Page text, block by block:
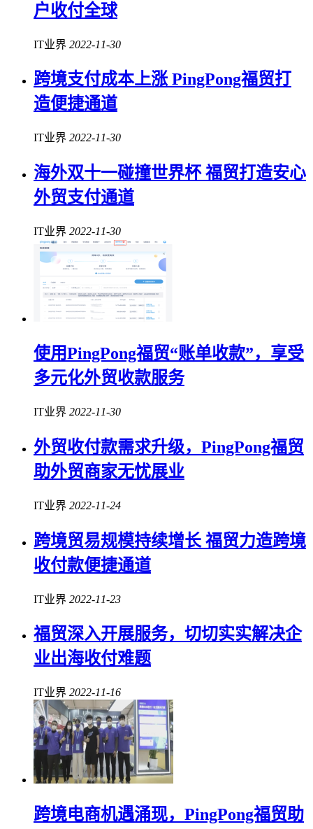
户收付全球
IT业界 2022-11-30
跨境支付成本上涨 PingPong福贸打
造便捷通道
IT业界 2022-11-30
海外双十一碰撞世界杯 福贸打造安心
外贸支付通道
IT业界 2022-11-30
使用PingPong福贸“账单收款”，享受
多元化外贸收款服务
IT业界 2022-11-30
外贸收付款需求升级，PingPong福贸
助外贸商家无忧展业
IT业界 2022-11-24
跨境贸易规模持续增长 福贸力造跨境
收付款便捷通道
IT业界 2022-11-23
福贸深入开展服务，切切实实解决企
业出海收付难题
IT业界 2022-11-16
跨境电商机遇涌现，PingPong福贸助